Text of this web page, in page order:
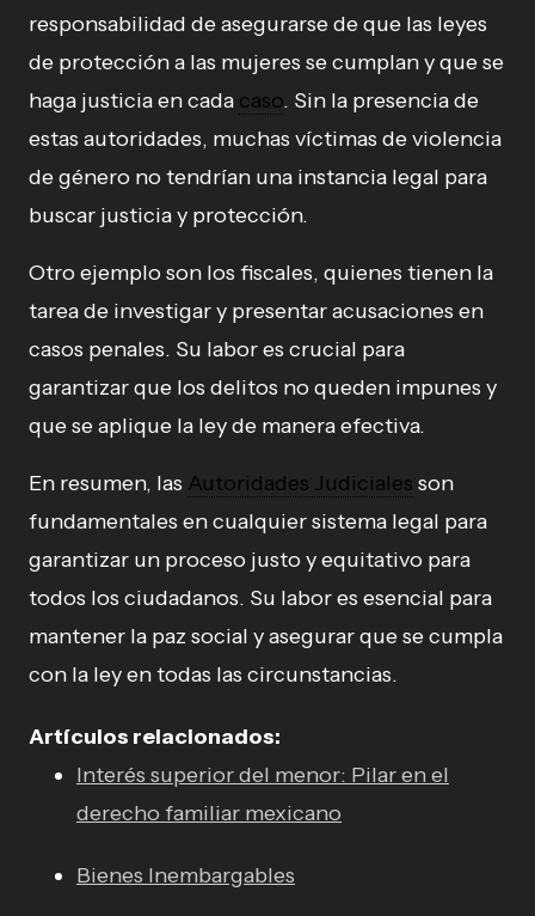
responsabilidad de asegurarse de que las leyes
de protección a las mujeres se cumplan y que se
haga justicia en cada caso. Sin la presencia de
estas autoridades, muchas víctimas de violencia
de género no tendrían una instancia legal para
buscar justicia y protección.
Otro ejemplo son los fiscales, quienes tienen la
tarea de investigar y presentar acusaciones en
casos penales. Su labor es crucial para
garantizar que los delitos no queden impunes y
que se aplique la ley de manera efectiva.
En resumen, las Autoridades Judiciales son
fundamentales en cualquier sistema legal para
garantizar un proceso justo y equitativo para
todos los ciudadanos. Su labor es esencial para
mantener la paz social y asegurar que se cumpla
con la ley en todas las circunstancias.
Artículos relacionados:
Interés superior del menor: Pilar en el
derecho familiar mexicano
Bienes Inembargables